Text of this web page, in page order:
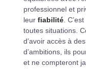
professionnel et
leur fiabilité .
toutes situations.
d’avoir accès à
d’ambitions, ils
et ne compteront